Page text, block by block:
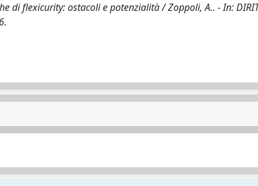
di flexicurity: ostacoli e potenzialità / Zoppoli, A.. - In: